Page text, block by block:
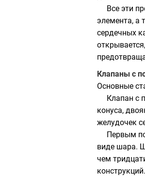
Все эти
элемента, а
сердечных
Клапаны с
Основные
Клапан с
конуса,
желудочек
Первым
виде шара.
чем
конструкций.